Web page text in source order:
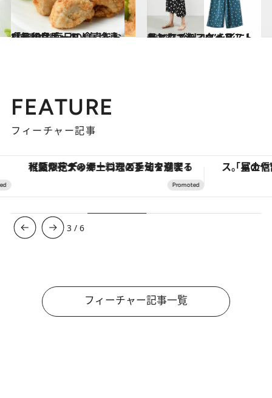
2021.3.28
「無印良品」の人気冷凍食品10品 毎日の食卓をおいしくサポート
グルメ 2021.7.8
母として、スタイリストとして “欲しい”を形にしたマタニティウェア
ライフスタイル
FEATURE
フィーチャー記事
【夏限定ディナーコース】旬を迎える稚鮎や花ズッキーニなどをイタリア・トスカーナの郷土料理の手法で満喫！
3 /6
フィーチャー記事一覧